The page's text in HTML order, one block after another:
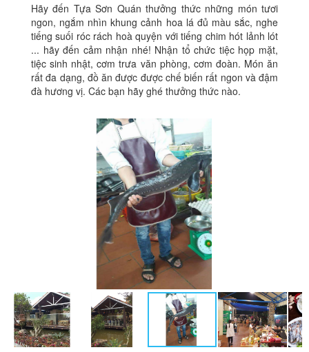
Hãy đến Tựa Sơn Quán thưởng thức những món tươi
ngon, ngắm nhìn khung cảnh hoa lá đủ màu sắc, nghe
tiếng suối róc rách hoà quyện với tiếng chim hót lảnh lót
... hãy đến cảm nhận nhé! Nhận tổ chức tiệc họp mặt,
tiệc sinh nhật, cơm trưa văn phòng, cơm đoàn. Món ăn
rất đa dạng, đồ ăn được được chế biến rất ngon và đậm
đà hương vị. Các bạn hãy ghé thưởng thức nào.